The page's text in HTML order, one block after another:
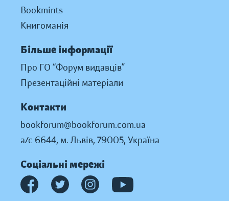
Bookmints
Книгоманія
Більше інформації
Про ГО “Форум видавців”
Презентаційні матеріали
Контакти
bookforum@bookforum.com.ua
а/с 6644, м. Львів, 79005, Україна
Соціальні мережі